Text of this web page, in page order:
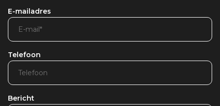
E-mailadres
Telefoon
Bericht